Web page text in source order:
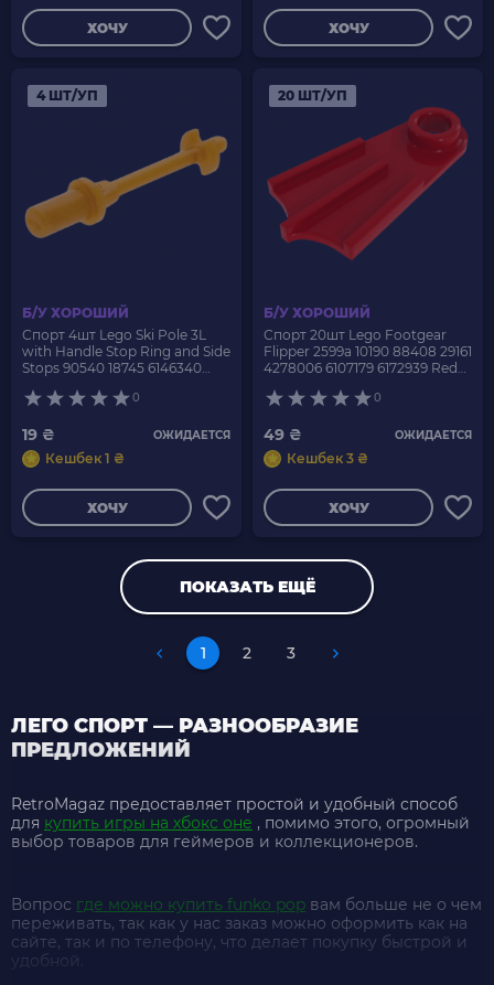
ХОЧУ ХОЧУ
4 ШТ/УП
Б/У ХОРОШИЙ
Спорт 4шт Lego Ski Pole 3L
with Handle Stop Ring and Side
Stops 90540 18745 6146340
0
19 ₴ ОЖИДАЕТСЯ
Кешбек 1 ₴
ХОЧУ
20 ШТ/УП
Б/У ХОРОШИЙ
Спорт 20шт Lego Footgear
Flipper 2599a 10190 88408 29161
4278006 6107179 6172939 Red
0
49 ₴ ОЖИДАЕТСЯ
Кешбек 3 ₴
ХОЧУ
ПОКАЗАТЬ ЕЩЁ
1 2 3
ЛЕГО СПОРТ — РАЗНООБРАЗИЕ
ПРЕДЛОЖЕНИЙ
RetroMagaz предоставляет простой и удобный способ
для купить игры на хбокс оне , помимо этого, огромный
выбор товаров для геймеров и коллекционеров.
Вопрос где можно купить funko pop вам больше не о чем
переживать, так как у нас заказ можно оформить как на
сайте, так и по телефону, что делает покупку быстрой и
удобной.